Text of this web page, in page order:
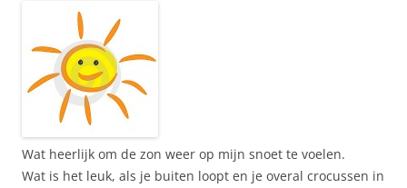
Wat heerlijk om de zon weer op mijn snoet te voelen.
Wat is het leuk, als je buiten loopt en je overal crocussen in